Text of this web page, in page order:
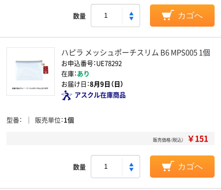
数量 カゴへ
ハピラ メッシュポーチスリム B6 MPS005 1個
お申込番号：UE78292
在庫：あり
お届け日：8月9日（日）
アスクル在庫商品
型番 販売単位 1個
販売価格（税込） ￥151
数量 カゴへ